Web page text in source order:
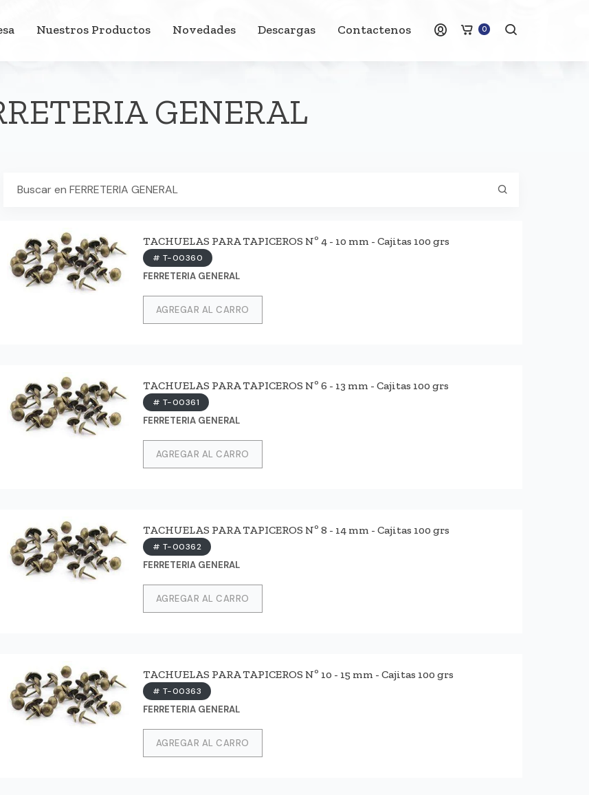
0
Nuestros Productos Novedades Descargas Contactenos
GENERAL
TACHUELAS PARA TAPICEROS Nº 4 - 10 mm - Cajitas 100 grs
# T-00360
FERRETERIA GENERAL
AGREGAR AL CARRO
TACHUELAS PARA TAPICEROS Nº 6 - 13 mm - Cajitas 100 grs
# T-00361
FERRETERIA GENERAL
AGREGAR AL CARRO
TACHUELAS PARA TAPICEROS Nº 8 - 14 mm - Cajitas 100 grs
# T-00362
FERRETERIA GENERAL
AGREGAR AL CARRO
TACHUELAS PARA TAPICEROS Nº 10 - 15 mm - Cajitas 100 grs
# T-00363
FERRETERIA GENERAL
AGREGAR AL CARRO